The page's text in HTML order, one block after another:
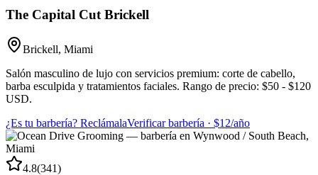
The Capital Cut Brickell
Brickell, Miami
Salón masculino de lujo con servicios premium: corte de cabello,
barba esculpida y tratamientos faciales. Rango de precio: $50 - $120
USD.
¿Es tu barbería? ReclámalaVerificar barbería · $12/año
4.8(341)